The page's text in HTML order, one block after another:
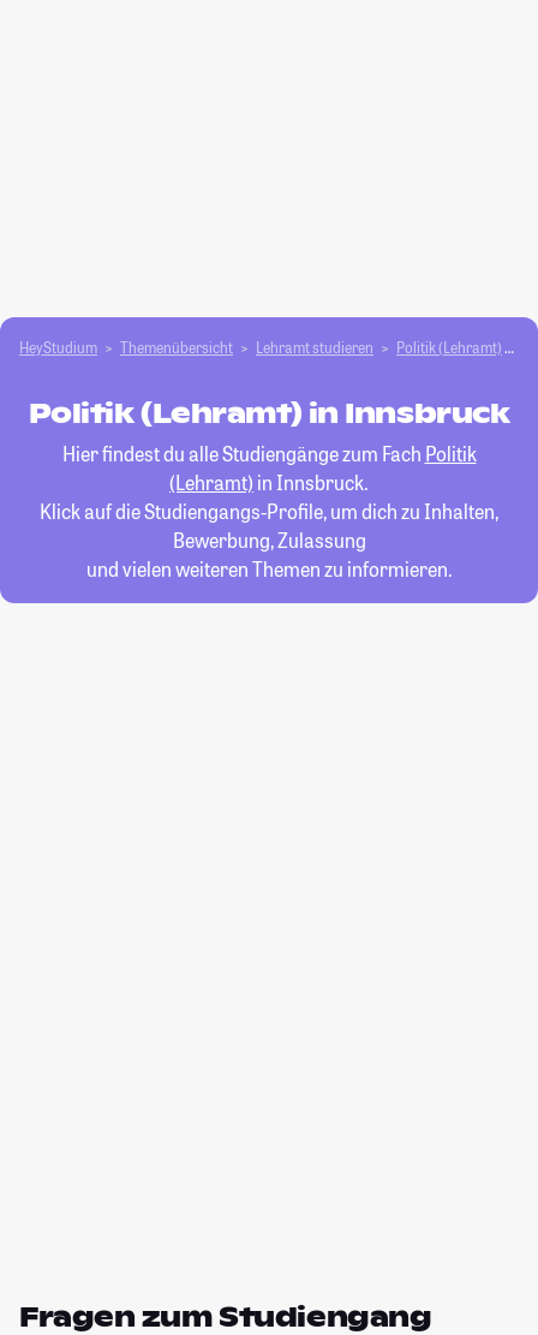
HeyStudium Themenübersicht Lehramt studieren Politik (Lehramt)
Politik (Lehramt) in Innsbruck
Hier findest du alle Studiengänge zum Fach Politik
(Lehramt) in Innsbruck.
Klick auf die Studiengangs-Profile, um dich zu Inhalten,
Bewerbung, Zulassung
und vielen weiteren Themen zu informieren.
Fragen zum Studiengang